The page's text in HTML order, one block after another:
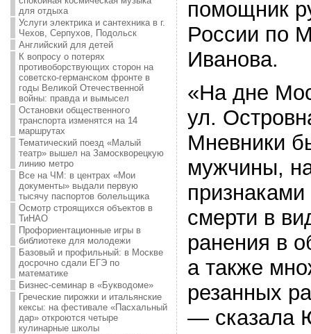
для отдыха
Услуги электрика и сантехника в г.
Чехов, Серпухов, Подольск
Английский для детей
К вопросу о потерях
противоборствующих сторон на
советско-германском фронте в
годы Великой Отечественной
войны: правда и вымысел
Остановки общественного
транспорта изменятся на 14
маршрутах
Тематический поезд «Малый
театр» вышел на Замоскворецкую
линию метро
Все на ЧМ: в центрах «Мои
документы» выдали первую
тысячу паспортов болельщика
Осмотр строящихся объектов в
ТиНАО
Профориентационные игры в
библиотеке для молодежи
Базовый и профильный: в Москве
досрочно сдали ЕГЭ по
математике
Бизнес-семинар в «Букводоме»
Греческие пирожки и итальянские
кексы: на фестивале «Пасхальный
дар» откроются четыре
кулинарные школы
помощник
России по
Иванова.
«На дне
ул.
Мневники
мужчины,
смерти в
ранения в
а также
резанных
— сказала